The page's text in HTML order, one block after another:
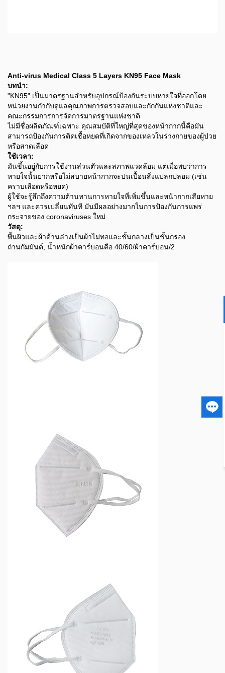
Anti-virus Medical Class 5 Layers KN95 Face Mask
บทนำ:
"KN95" เป็นมาตรฐานสำหรับอุปกรณ์ป้องกันระบบหายใจที่ออกโดย
หน่วยงานกำกับดูแลคุณภาพการตรวจสอบและกักกันแห่งชาติและ
คณะกรรมการการจัดการมาตรฐานแห่งชาติ
ไม่มีชื่อผลิตภัณฑ์เฉพาะ คุณสมบัติที่ใหญ่ที่สุดของหน้ากากนี้คือมัน
สามารถป้องกันการติดเชื้อหยดที่เกิดจากของเหลวในร่างกายของผู้ป่วย
หรือสาดเลือด
ใช้เวลา:
มันขึ้นอยู่กับการใช้งานส่วนตัวและสภาพแวดล้อม แต่เมื่อพบว่าการ
หายใจนั้นยากหรือไม่สบายหน้ากากจะปนเปื้อนสิ่งแปลกปลอม (เช่น
คราบเลือดหรือหยด)
ผู้ใช้จะรู้สึกถึงความต้านทานการหายใจที่เพิ่มขึ้นและหน้ากากเสียหาย
ฯลฯ และควรเปลี่ยนทันที มันมีผลอย่างมากในการป้องกันการแพร่
กระจายของ coronaviruses ใหม่
วัสดุ:
พื้นผิวและผ้าด้านล่างเป็นผ้าไม่ทอและชั้นกลางเป็นชั้นกรอง
ถ่านกัมมันต์, น้ำหนักผ้าคาร์บอนคือ 40/60/ผ้าคาร์บอน/2